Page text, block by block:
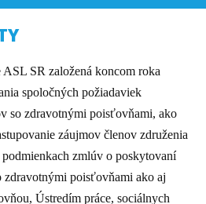
SR založená koncom roka
spoločných požiadaviek
so zdravotnými poisťovňami, ako
záujmov členov združenia
zmlúv o poskytovaní
zdravotnými poisťovňami ako aj
Ústredím práce, sociálnych